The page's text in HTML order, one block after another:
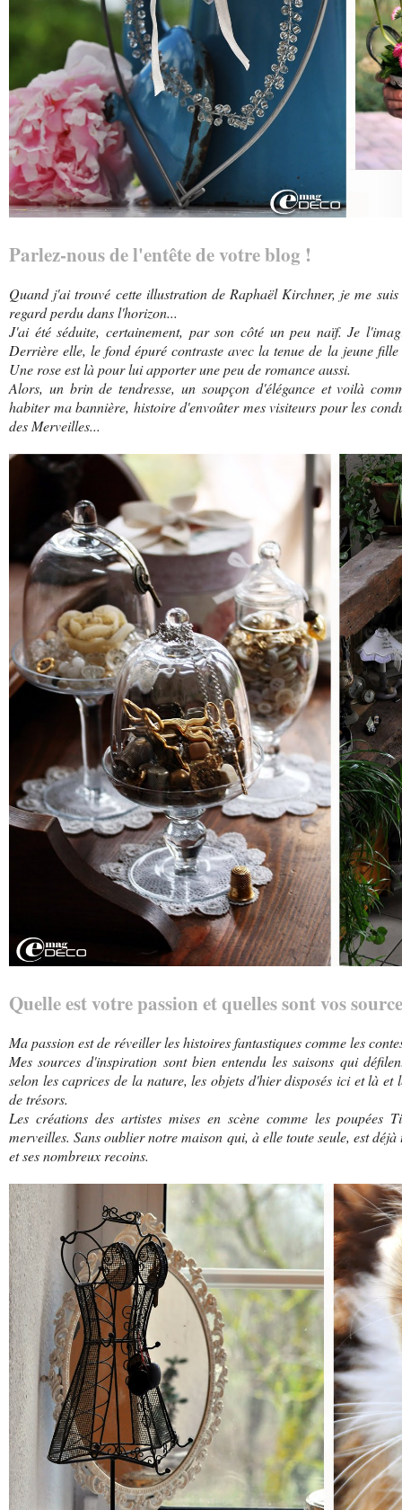
Parlez-nous de l'entête de votre blog !
Quand j'ai trouvé cette illustration de Raphaël Kirchner, je me
regard perdu dans l'horizon...
J'ai été séduite, certainement, par son côté un peu naïf. Je
Derrière elle, le fond épuré contraste avec la tenue de la jeune
Une rose est là pour lui apporter une peu de romance aussi.
Alors, un brin de tendresse, un soupçon d'élégance et voilà
habiter ma bannière, histoire d'envoûter mes visiteurs pour les
des Merveilles...
Quelle est votre passion et quelles sont vos
Ma passion est de réveiller les histoires fantastiques comme les
Mes sources d'inspiration sont bien entendu les saisons qui
selon les caprices de la nature, les objets d'hier disposés ici et là
de trésors.
Les créations des artistes mises en scène comme les poupées
merveilles. Sans oublier notre maison qui, à elle toute seule, est
et ses nombreux recoins.